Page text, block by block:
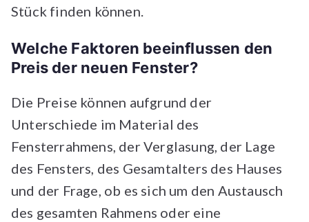
Stück finden können.
Welche Faktoren beeinflussen den
Preis der neuen Fenster?
Die Preise können aufgrund der
Unterschiede im Material des
Fensterrahmens, der Verglasung, der Lage
des Fensters, des Gesamtalters des Hauses
und der Frage, ob es sich um den Austausch
des gesamten Rahmens oder eine